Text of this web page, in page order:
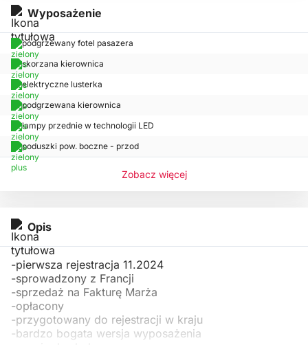
Wyposażenie
podgrzewany fotel pasazera
skorzana kierownica
elektryczne lusterka
podgrzewana kierownica
lampy przednie w technologii LED
poduszki pow. boczne - przod
Zobacz więcej
Opis
-pierwsza rejestracja 11.2024
-sprowadzony z Francji
-sprzedaż na Fakturę Marża
-opłacony
-przygotowany do rejestracji w kraju
-bardzo bogata wersja wyposażenia